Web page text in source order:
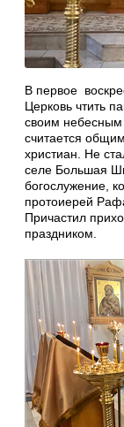
В первое
Церковь чтить
своим небесным
считается
христиан. Не
селе Большая
богослужение,
протоиерей
Причастил
праздником.